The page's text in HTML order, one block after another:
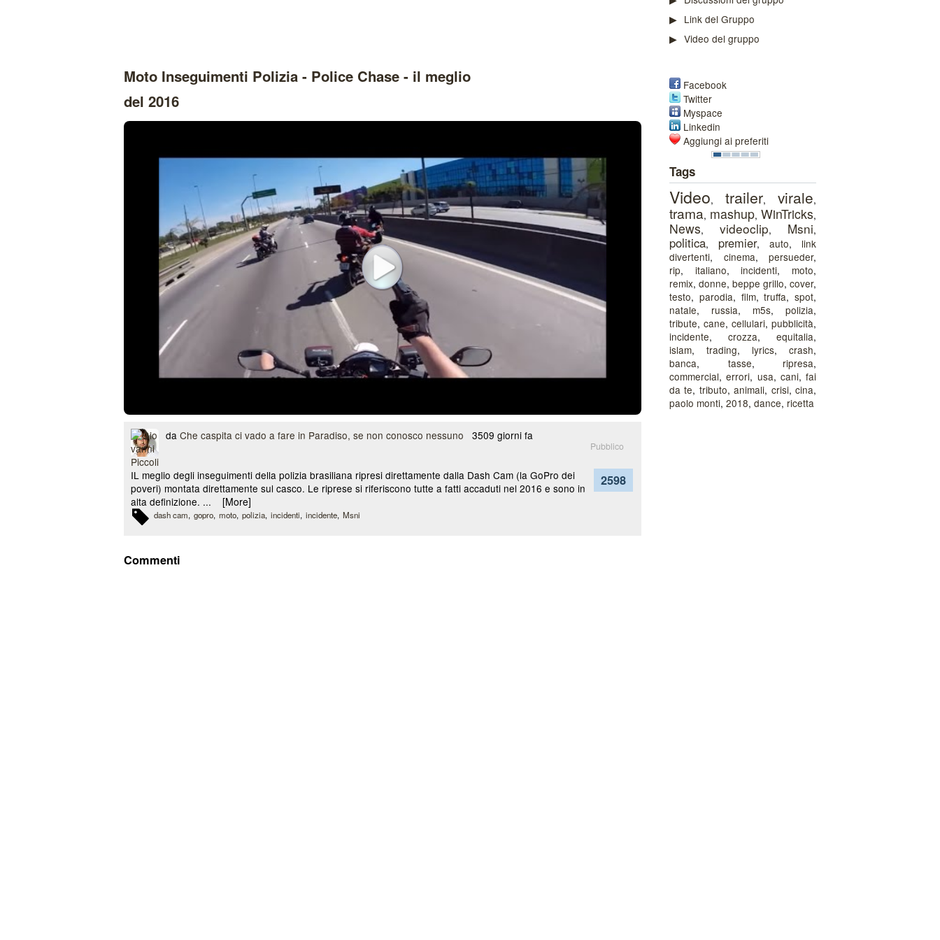
Link del Gruppo
Video del gruppo
Facebook
Twitter
Myspace
Linkedin
Aggiungi ai preferiti
Tags
Video, trailer, virale,
trama, mashup, WinTricks,
News, videoclip, Msni,
politica, premier, auto, link
divertenti, cinema, persueder,
rip, italiano,incidenti, moto,
remix, donne, beppe grillo, cover,
testo, parodia, film,truffa, spot,
natale, russia, m5s, polizia,
tribute, cane, cellulari, pubblicità,
incidente, crozza, equitalia,
islam, trading, lyrics, crash,
banca, tasse, ripresa,
commercial,errori, usa, cani, fai
da te, tributo,animali, crisi,cina,
paolo monti, 2018, dance, ricetta
Moto Inseguimenti Polizia - Police Chase - il meglio
del 2016
da Che caspita ci vado a fare in Paradiso, se non conosco nessuno 3509 giorni fa
Pubblico
2598
IL meglio degli inseguimenti della polizia brasiliana ripresi direttamente dalla Dash Cam (la GoPro dei
poveri) montata direttamente sul casco. Le riprese si riferiscono tutte a fatti accaduti nel 2016 e sono in
alta definizione. ... [More]
dash cam gopro moto polizia incidenti incidente Msni
Commenti